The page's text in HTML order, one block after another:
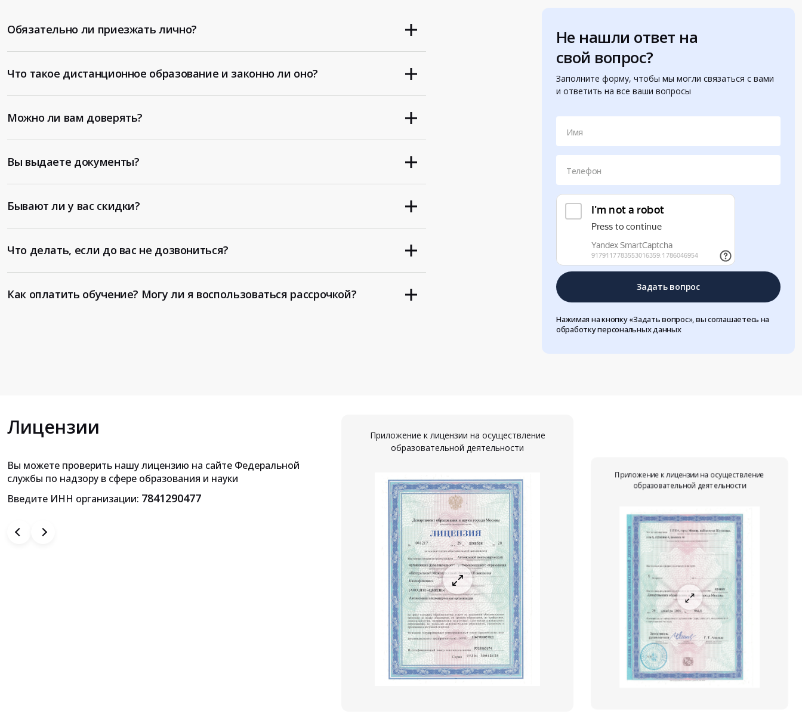
Не нашли ответ на
свой вопрос?
Заполните форму, чтобы мы могли связаться с вами
и ответить на все ваши вопросы
Имя
Телефон
Задать вопрос
Нажимая на кнопку «Задать вопрос», вы соглашаетесь на
обработку персональных данных
Обязательно ли приезжать лично?
Что такое дистанционное образование и законно ли оно?
Можно ли вам доверять?
Вы выдаете документы?
Бывают ли у вас скидки?
Что делать, если до вас не дозвониться?
Как оплатить обучение? Могу ли я воспользоваться рассрочкой?
Лицензии
Вы можете проверить нашу лицензию на сайте Федеральной
службы по надзору в сфере образования и науки
Введите ИНН организации: 7841290477
Приложение к лицензии на осуществление
образовательной деятельности
Приложение к лицензии на осуществление
образовательной деятельности
Приложение к лицензии на осуществление
образовательной деятельности